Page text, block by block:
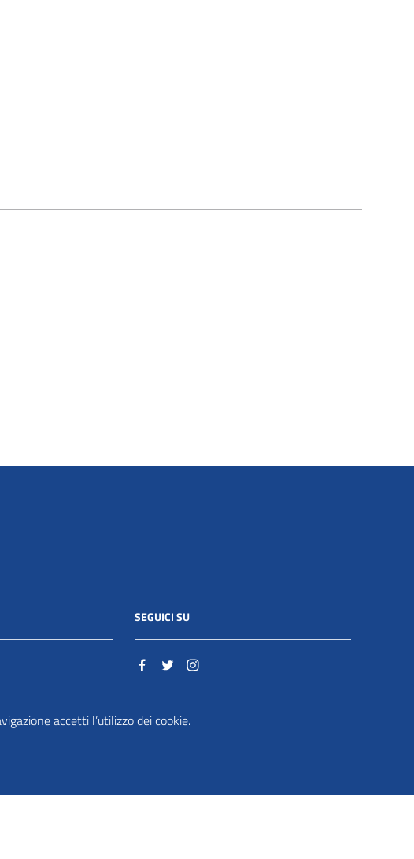
accetti l’utilizzo dei cookie.
SEGUICI SU